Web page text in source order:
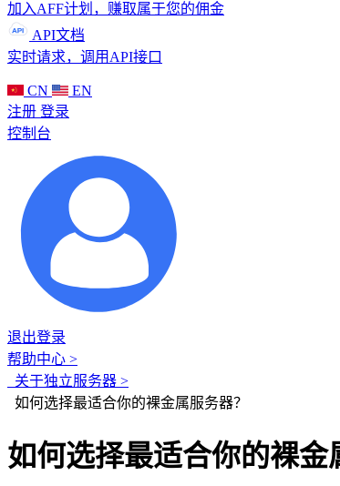
加入AFF计划，赚取属于您的佣金
API文档
实时请求，调用API接口
CN
EN
注册 登录
控制台
退出登录
帮助中心 >
关于独立服务器 >
如何选择最适合你的裸金属服务器？
如何选择最适合你的裸金